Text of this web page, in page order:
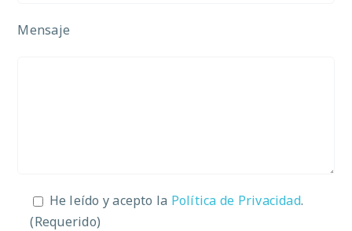
Mensaje
He leído y acepto la Política de Privacidad.
(Requerido)